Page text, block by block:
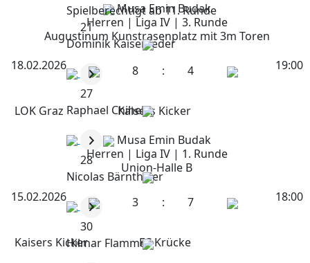
Musa Emin Budak
Herren | Liga IV | 3. Runde
Augustinum Kunstrasenplatz mit 3m Toren
18.02.2026
19:00
8 : 4
LOK Graz
Kaisers Kicker
Musa Emin Budak
Herren | Liga IV | 1. Runde
Union-Halle B
15.02.2026
18:00
3 : 7
Kaisers Kicker
FC Krücke
Spielberechtigt ab 11. Runde
21
Dominik Kaiserseder
27
Raphael Chiheb
28
Nicolas Bärnthaler
30
Hilmar Flammer